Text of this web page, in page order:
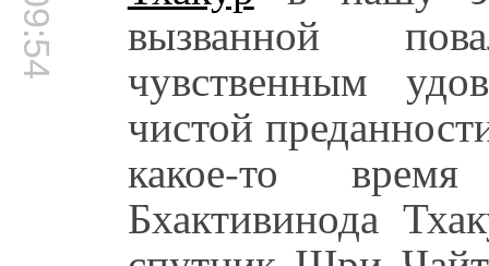
вызванной
чувственным
чистой
какое-то
Бхактивинода